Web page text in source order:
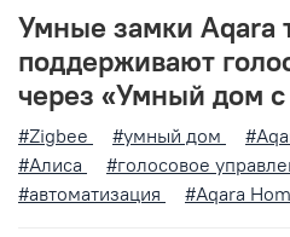
Умные замки Aqara
поддерживают
через «Умный дом
#Zigbee #умный дом
#Алиса
#голосовое
#автоматизация
#Aqara